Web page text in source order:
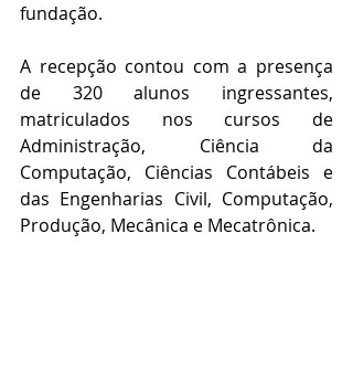
fundação.
A recepção contou com a presença
de 320 alunos ingressantes,
matriculados nos cursos de
Administração, Ciência da
Computação, Ciências Contábeis e
das Engenharias Civil, Computação,
Produção, Mecânica e Mecatrônica.